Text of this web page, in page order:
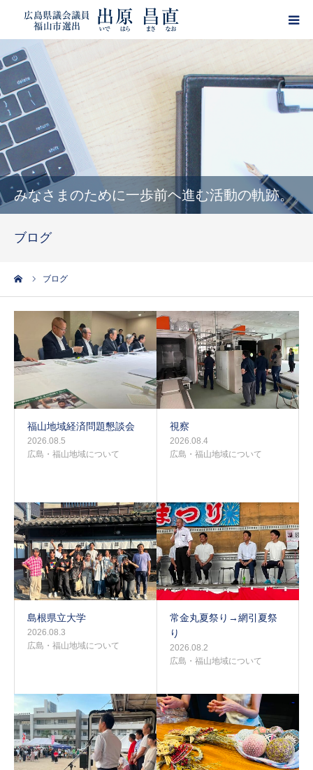
みなさまのために一歩前ヘ進む活動の軌跡。
ブログ
ブログ
福山地域経済問題懇談会
2026.08.5
広島・福山地域について
視察
2026.08.4
広島・福山地域について
島根県立大学
2026.08.3
広島・福山地域について
常金丸夏祭り→網引夏祭
り
2026.08.2
広島・福山地域について
HOME
プロフィール
政策
活動報告
出原昌直・目安箱